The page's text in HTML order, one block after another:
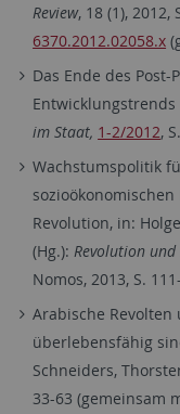
Review, 18 (1), 2012,
6370.2012.02058.x
Das Ende des
im Staat, 1-2/2012,
Wachstumspolitik
Revolution, in:
(Hg.):Revolution und
Nomos, 2013, S.
Arabische
überlebensfähig
Schneiders,
33-63 (gemeinsam